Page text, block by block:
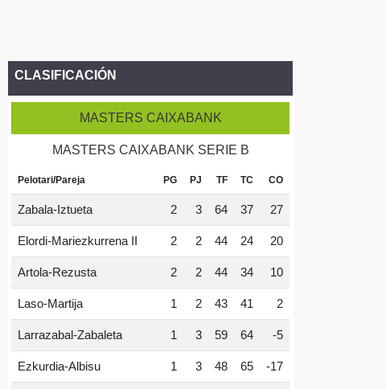
CLASIFICACIÓN
MASTERS CAIXABANK
MASTERS CAIXABANK SERIE B
Pelotari/Pareja PG PJ TF TC CO
Zabala-Iztueta 2 3 64 37 27
Elordi-Mariezkurrena II 2 2 44 24 20
Artola-Rezusta 2 2 44 34 10
Laso-Martija 1 2 43 41 2
Larrazabal-Zabaleta 1 3 59 64 -5
Ezkurdia-Albisu 1 3 48 65 -17